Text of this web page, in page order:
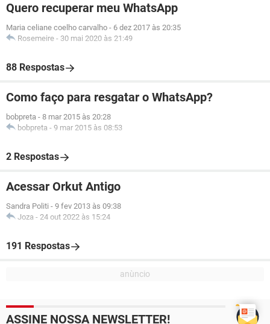
Quero recuperar meu WhatsApp
Maria celiane coelho carvalho - 6 dez 2017 às 20:35
Rosemeire - 30 mai 2020 às 21:49
88 Respostas
Como faço para resgatar o WhatsApp?
bobpreta - 8 mar 2015 às 20:28
bobpreta - 9 mar 2015 às 08:53
2 Respostas
Acessar Orkut Antigo
Sandra Politi - 9 fev 2013 às 09:38
Joza - 24 out 2022 às 15:24
191 Respostas
ASSINE NOSSA NEWSLETTER!